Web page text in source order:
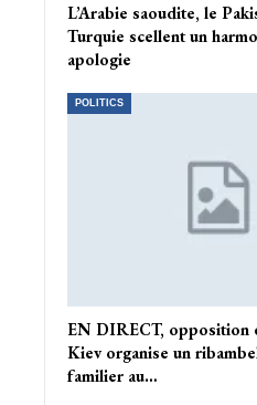
L’Arabie saoudite, le
Turquie scellent un
apologie
POLITICS
EN DIRECT, opposition
Kiev organise un
familier au…